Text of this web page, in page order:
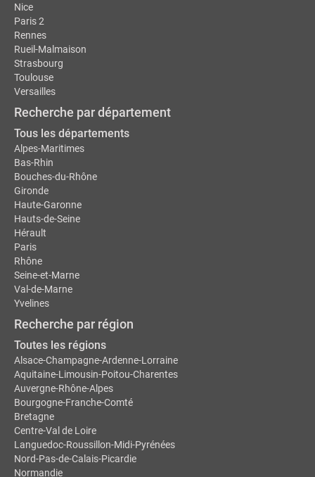
Nice
Paris 2
Rennes
Rueil-Malmaison
Strasbourg
Toulouse
Versailles
Recherche par département
Tous les départements
Alpes-Maritimes
Bas-Rhin
Bouches-du-Rhône
Gironde
Haute-Garonne
Hauts-de-Seine
Hérault
Paris
Rhône
Seine-et-Marne
Val-de-Marne
Yvelines
Recherche par région
Toutes les régions
Alsace-Champagne-Ardenne-Lorraine
Aquitaine-Limousin-Poitou-Charentes
Auvergne-Rhône-Alpes
Bourgogne-Franche-Comté
Bretagne
Centre-Val de Loire
Languedoc-Roussillon-Midi-Pyrénées
Nord-Pas-de-Calais-Picardie
Normandie